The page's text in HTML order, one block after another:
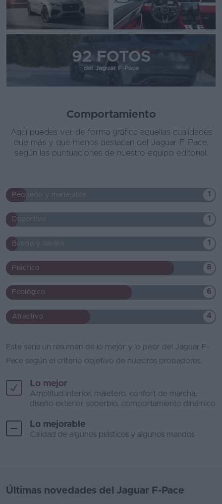
92 FOTOS
del Jaguar F-Pace
Comportamiento
Aquí puedes ver de forma gráfica aquellas cualidades
que más y que menos destacan del Jaguar F-Pace,
según las puntuaciones de nuestro equipo editorial.
Pequeño y manejable 1
Deportivo 1
Bueno y barato 1
Práctico 8
Ecológico 6
Atractivo 4
Este sería un resumen de lo mejor y lo peor del Jaguar F-
Pace según el criterio objetivo de nuestros probadores.
Lo mejor
Amplitud interior, maletero, confort de marcha,
diseño exterior soberbio, comportamiento dinámico
Lo mejorable
Calidad de algunos plásticos y algunos mandos
Últimas novedades del Jaguar F-Pace